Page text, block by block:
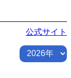
公式サイト